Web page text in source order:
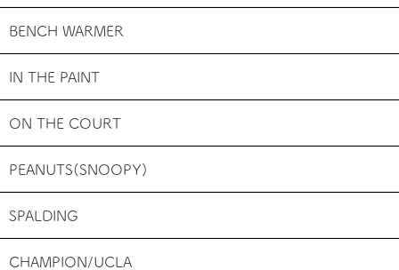
BENCH WARMER
IN THE PAINT
ON THE COURT
PEANUTS(SNOOPY)
SPALDING
CHAMPION/UCLA